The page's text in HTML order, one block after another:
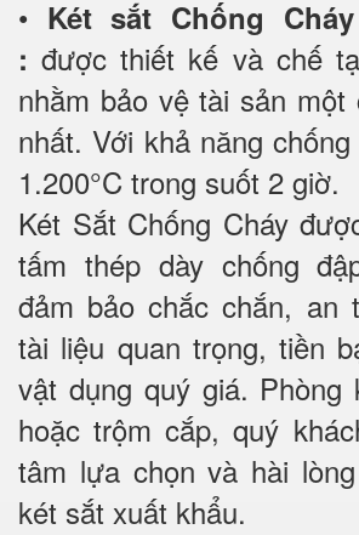
• Két sắt Chống Cháy
: được thiết kế và chế
nhằm bảo vệ tài sản một
nhất. Với khả năng
1.200°C trong suốt 2 giờ.
Két Sắt Chống Cháy
tấm thép dày chống
đảm bảo chắc chắn, an
tài liệu quan trọng, tiền
vật dụng quý giá. Phòng
hoặc trộm cắp, quý
tâm lựa chọn và hài
két sắt xuất khẩu.